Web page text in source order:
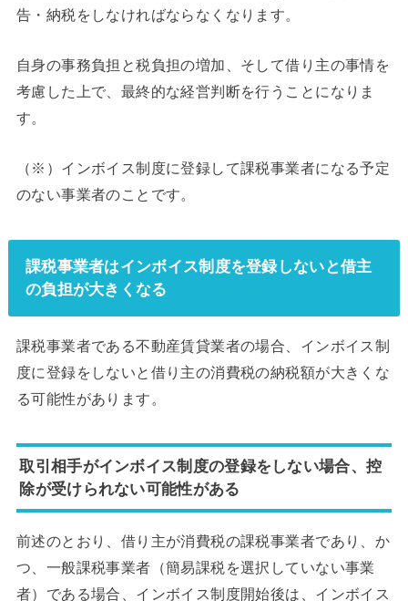
告・納税をしなければならなくなります。
自身の事務負担と税負担の増加、そして借り主の事情を
考慮した上で、最終的な経営判断を行うことになりま
す。
（※）インボイス制度に登録して課税事業者になる予定
のない事業者のことです。
課税事業者はインボイス制度を登録しないと借主
の負担が大きくなる
課税事業者である不動産賃貸業者の場合、インボイス制
度に登録をしないと借り主の消費税の納税額が大きくな
る可能性があります。
取引相手がインボイス制度の登録をしない場合、控
除が受けられない可能性がある
前述のとおり、借り主が消費税の課税事業者であり、か
つ、一般課税事業者（簡易課税を選択していない事業
者）である場合、インボイス制度開始後は、インボイス